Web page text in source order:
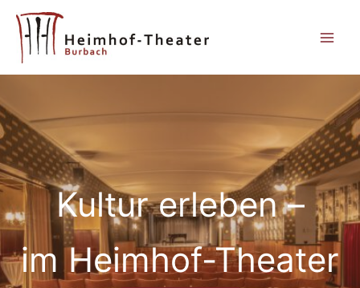
Inhalt
springen
Kultur erleben –
im Heimhof-Theater